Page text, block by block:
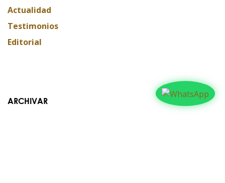
Actualidad
Testimonios
Editorial
ARCHIVAR